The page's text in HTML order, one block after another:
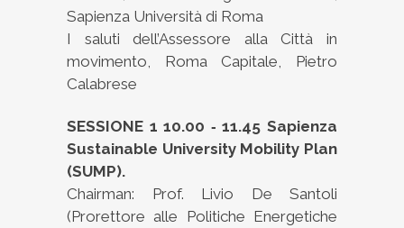
Sapienza Università di Roma
I saluti dell’Assessore alla Città in
movimento, Roma Capitale, Pietro
Calabrese
SESSIONE 1 10.00 ‐ 11.45 Sapienza
Sustainable University Mobility Plan
(SUMP).
Chairman: Prof. Livio De Santoli
(Prorettore alle Politiche Energetiche